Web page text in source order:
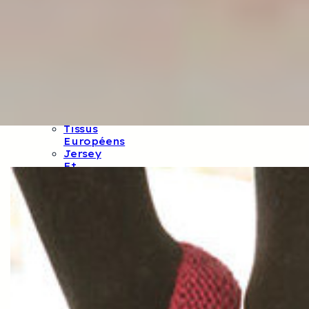
Tissus
Européens
Jersey
Et
Rubans
Et